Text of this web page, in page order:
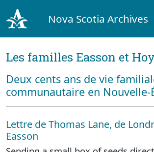
Nova Scotia Archives
Les familles Easson et
Deux cents ans de vie
communautaire en Nouvelle-
Lettre de Thomas Lane, de
Easson